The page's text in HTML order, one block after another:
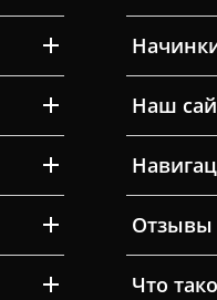
Наш
Отзывы
Что